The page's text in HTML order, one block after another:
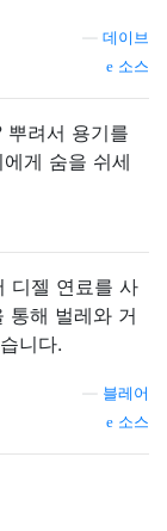
데이브
소스
뿌려서 용기를
게 숨을 쉬세
디젤 연료를 사
통해 벌레와 거
니다.
블레어
소스